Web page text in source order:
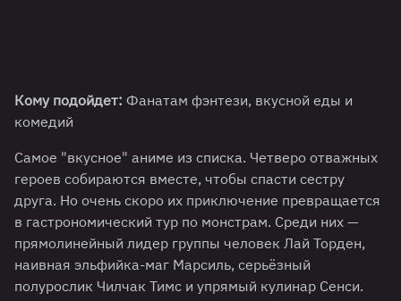
Кому подойдет: Фанатам фэнтези, вкусной еды и
комедий
Самое "вкусное" аниме из списка. Четверо отважных
героев собираются вместе, чтобы спасти сестру
друга. Но очень скоро их приключение превращается
в гастрономический тур по монстрам. Cреди них —
прямолинейный лидер группы человек Лай Торден,
наивная эльфийка-маг Марсиль, серьёзный
полурослик Чилчак Тимс и упрямый кулинар Сенси.